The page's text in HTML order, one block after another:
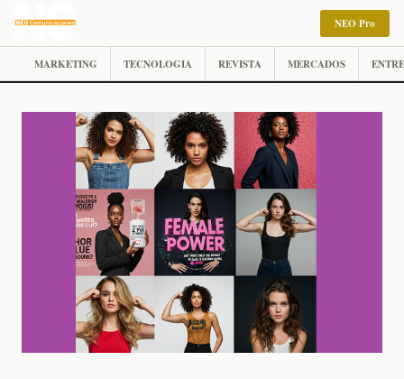
NEO Pro
MARKETING TECNOLOGIA REVISTA MERCADOS